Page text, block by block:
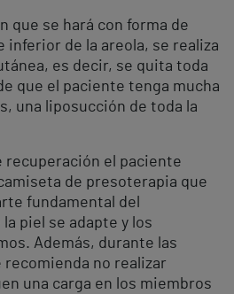
que se hará con forma de
inferior de la areola, se realiza
es decir, se quita toda
que el paciente tenga mucha
una liposucción de toda la
recuperación el paciente
de presoterapia que
fundamental del
piel se adapte y los
Además, durante las
recomienda no realizar
una carga en los miembros